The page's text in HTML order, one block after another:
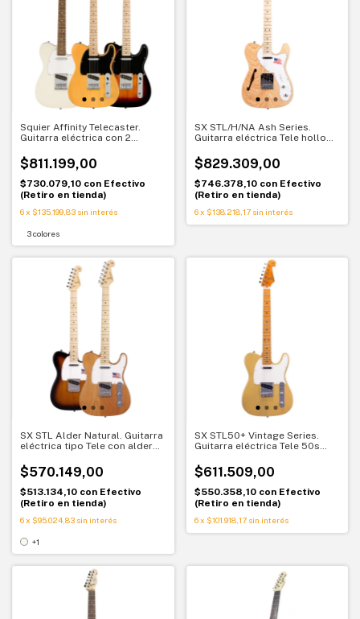
Squier Affinity Telecaster.
Guitarra eléctrica con 2
clásico Fender
$811.199,00
$730.079,10 con Efectivo
(Retiro en tienda)
6x $135.199,83 sin interés
3 colores
SX STL/H/NA Ash Series.
Guitarra eléctrica Tele hollow
$829.309,00
$746.378,10 con Efectivo
(Retiro en tienda)
6 x $138.218,17 sin interés
SX STL Alder Natural. Guitarra
eléctrica tipo Tele con alder
tonal
$570.149,00
$513.134,10 con Efectivo
(Retiro en tienda)
6x $95.024,83 sin interés
+1
SX STL50+ Vintage Series.
Guitarra eléctrica Tele 50s
atemporal
$611.509,00
$550.358,10 con Efectivo
(Retiro en tienda)
6 x $101.918,17 sin interés